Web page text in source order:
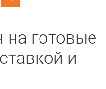
готовые
и